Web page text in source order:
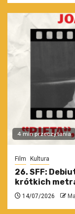
4 min przeczytania
Film Kultura
26. SFF:
krótkich
14/07/2026